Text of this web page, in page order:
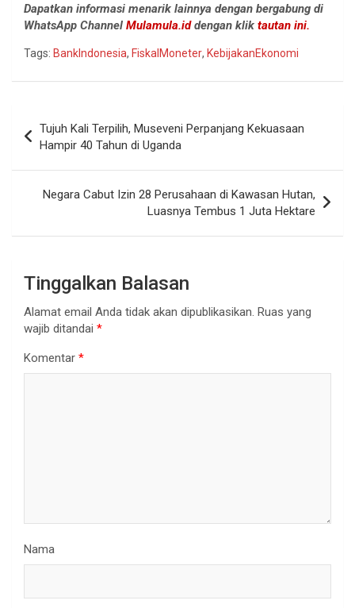
Dapatkan informasi menarik lainnya dengan bergabung di
WhatsApp Channel Mulamula.iddengan klik tautan ini.
Tags: BankIndonesia, FiskalMoneter, KebijakanEkonomi
pos
Tujuh Kali Terpilih, Museveni Perpanjang Kekuasaan
Hampir 40 Tahun di Uganda
Negara Cabut Izin 28 Perusahaan di Kawasan Hutan,
Luasnya Tembus 1 Juta Hektare
Tinggalkan Balasan
Alamat email Anda tidak akan dipublikasikan. Ruas yang
wajib ditandai *
Komentar *
Nama